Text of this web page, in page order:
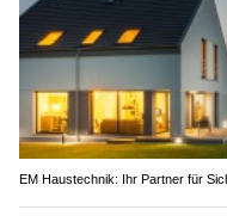
EM Haustechnik: Ihr Partner für